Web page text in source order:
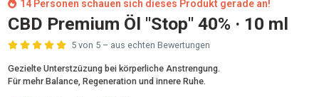
14 Personen schauen sich dieses Produkt gerade an!
CBD Premium Öl "Stop" 40% · 10 ml
5 von 5 – aus echten Bewertungen
Gezielte Unterstzüzung bei körperliche Anstrengung.
Für mehr Balance, Regeneration und innere Ruhe.